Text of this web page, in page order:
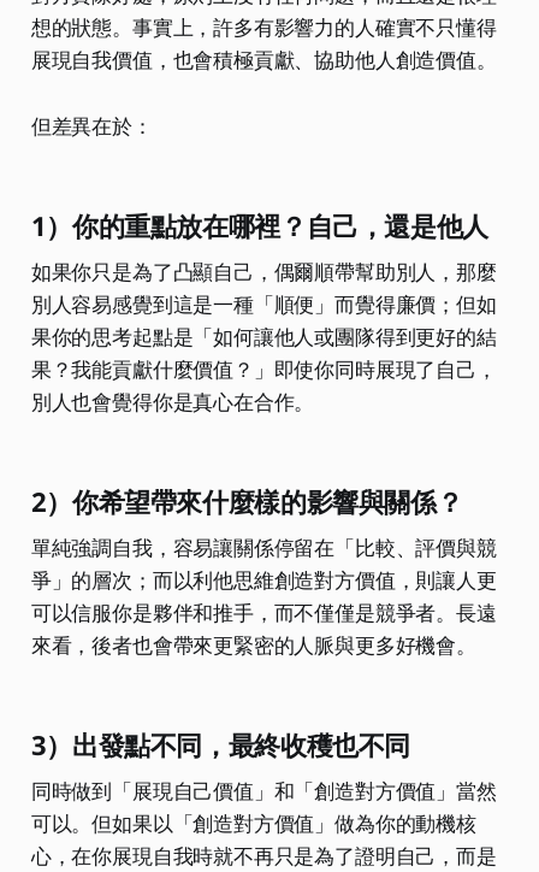
想的狀態。事實上，許多有影響力的人確實不只懂得
展現自我價值，也會積極貢獻、協助他人創造價值。
但差異在於：
1）你的重點放在哪裡？自己，還是他人
如果你只是為了凸顯自己，偶爾順帶幫助別人，那麼
別人容易感覺到這是一種「順便」而覺得廉價；但如
果你的思考起點是「如何讓他人或團隊得到更好的結
果？我能貢獻什麼價值？」即使你同時展現了自己，
別人也會覺得你是真心在合作。
2）你希望帶來什麼樣的影響與關係？
單純強調自我，容易讓關係停留在「比較、評價與競
爭」的層次；而以利他思維創造對方價值，則讓人更
可以信服你是夥伴和推手，而不僅僅是競爭者。長遠
來看，後者也會帶來更緊密的人脈與更多好機會。
3）出發點不同，最終收穫也不同
同時做到「展現自己價值」和「創造對方價值」當然
可以。但如果以「創造對方價值」做為你的動機核
心，在你展現自我時就不再只是為了證明自己，而是